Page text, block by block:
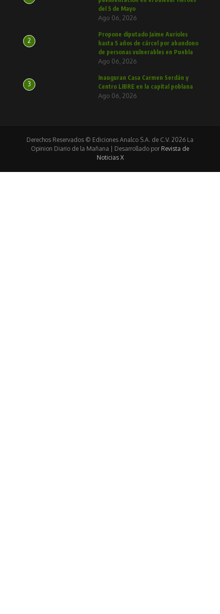
del 5 de Mayo
Ago 06, 2026
2
Propone diputado Jaime Aurioles
hasta 5 años de cárcel por abandono
de personas vulnerables en Puebla
Ago 06, 2026
3
Inauguran Casa Carmen Serdán y
Centro LIBRE en la capital poblana
Ago 06, 2026
Derechos Reservados © Ediciones Analco S.A. de C.V. 2026 La
Opinion Diario de la Mañana | Desarrollado por Revista de
Noticias X